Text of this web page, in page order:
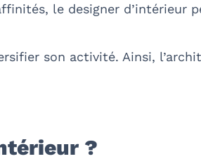
le designer d’intérieur
son activité. Ainsi,
?